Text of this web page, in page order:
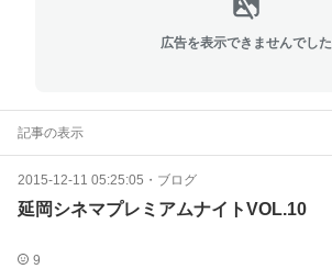
広告を表示できませんでした
記事の表示
2015-12-11 05:25:05 ・ ブログ
延岡シネマプレミアムナイトVOL.10
9